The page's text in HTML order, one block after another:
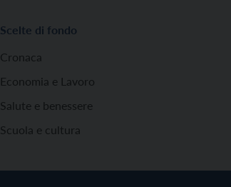
Scelte di fondo
Cronaca
Economia e Lavoro
Salute e benessere
Scuola e cultura